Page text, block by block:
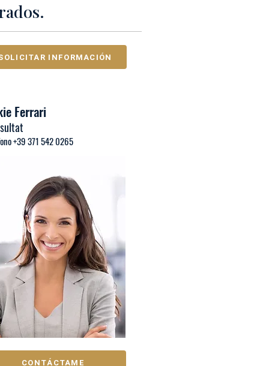
INFORMACIÓN
Ferrari
+39 371 542 0265
CONTÁCTAME